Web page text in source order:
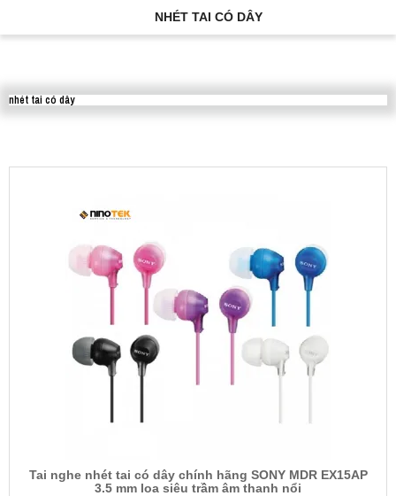
NHÉT TAI CÓ DÂY
nhét tai có dây
Tai nghe nhét tai có dây chính hãng SONY MDR EX15AP
3.5 mm loa siêu trầm âm thanh nổi